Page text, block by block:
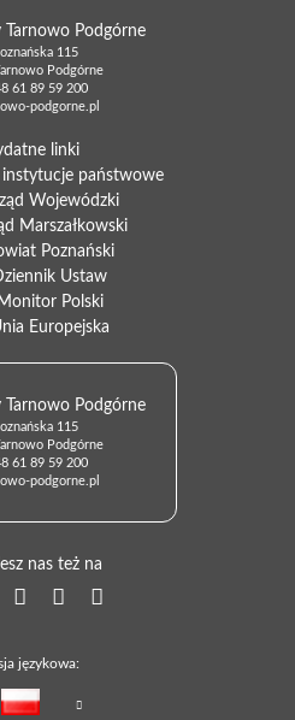
Tarnowo Podgórne
115
Podgórne
61 89 59 200
podgorne.pl
linki
państwowe
Wojewódzki
Marszałkowski
Poznański
Ustaw
Monitor Polski
Europejska
Tarnowo Podgórne
115
Podgórne
61 89 59 200
podgorne.pl
nas też na
językowa: